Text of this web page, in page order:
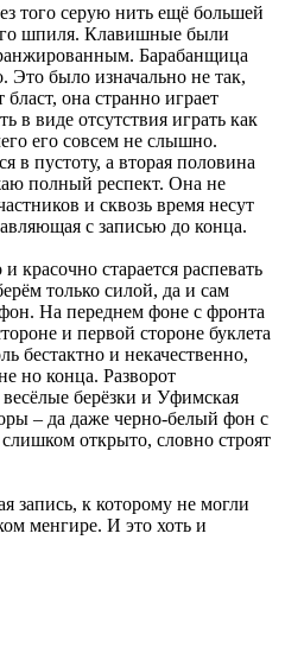
того серую нить ещё большей
шпиля. Клавишные были
Барабанщица
Это было изначально не так,
она странно играет
в виде отсутствия играть как
его совсем не слышно.
в пустоту, а вторая половина
полный респект. Она не
и сквозь время несут
с записью до конца.
красочно старается распевать
только силой, да и сам
На переднем фоне с фронта
и первой стороне буклета
бестактно и некачественно,
но конца. Разворот
берёзки и Уфимская
– да даже черно-белый фон с
открыто, словно строят
запись, к которому не могли
менгире. И это хоть и